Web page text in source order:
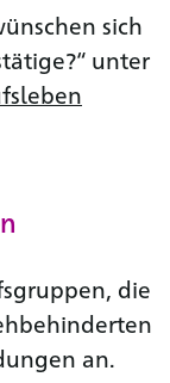
sich
unter
die
an.